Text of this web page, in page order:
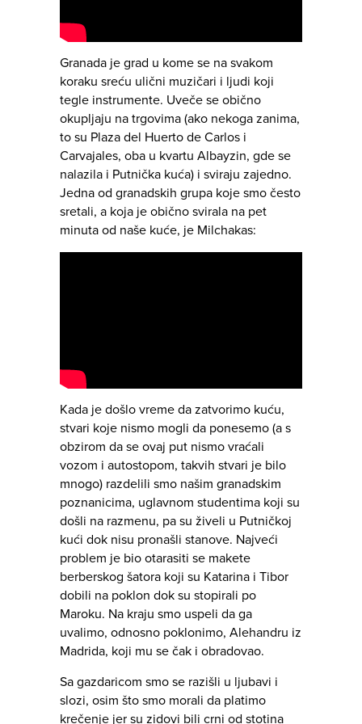
Granada je grad u kome se na svakom
koraku sreću ulični muzičari i ljudi koji
tegle instrumente. Uveče se obično
okupljaju na trgovima (ako nekoga zanima,
to su Plaza del Huerto de Carlos i
Carvajales, oba u kvartu Albayzin, gde se
nalazila i Putnička kuća) i sviraju zajedno.
Jedna od granadskih grupa koje smo često
sretali, a koja je obično svirala na pet
minuta od naše kuće, je Milchakas:
Kada je došlo vreme da zatvorimo kuću,
stvari koje nismo mogli da ponesemo (a s
obzirom da se ovaj put nismo vraćali
vozom i autostopom, takvih stvari je bilo
mnogo) razdelili smo našim granadskim
poznanicima, uglavnom studentima koji su
došli na razmenu, pa su živeli u Putničkoj
kući dok nisu pronašli stanove. Najveći
problem je bio otarasiti se makete
berberskog šatora koji su Katarina i Tibor
dobili na poklon dok su stopirali po
Maroku. Na kraju smo uspeli da ga
uvalimo, odnosno poklonimo, Alehandru iz
Madrida, koji mu se čak i obradovao.
Sa gazdaricom smo se razišli u ljubavi i
slozi, osim što smo morali da platimo
krečenje jer su zidovi bili crni od stotina